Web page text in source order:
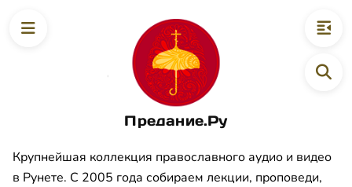
Предание.Ру
Крупнейшая коллекция православного аудио и видео
в Рунете. С 2005 года собираем лекции, проповеди,